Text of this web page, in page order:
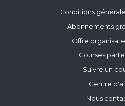
Conditions
Abonnements
Offre
Courses
Suivre un
Centre
Nous